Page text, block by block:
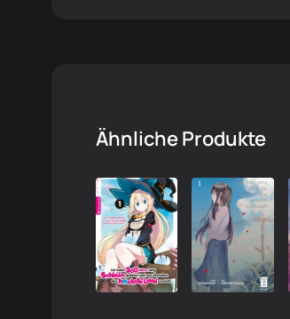
Ähnliche Produkte